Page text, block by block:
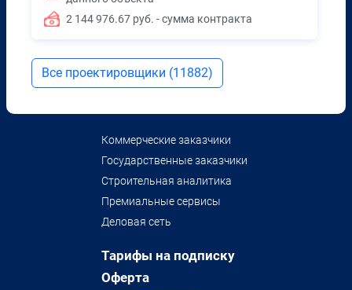
2 144 976.67 руб. - сумма контракта
Все проектировщики (11882)
Коммерческие заказчики
Государственные заказчики
Строительная аналитика
Премиальные сервисы
Деловая сеть
Тарифы на подписку
Оферта